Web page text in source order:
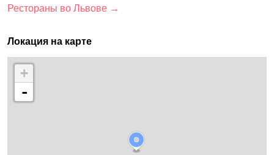
Рестораны во Львове →
Локация на карте
+
-